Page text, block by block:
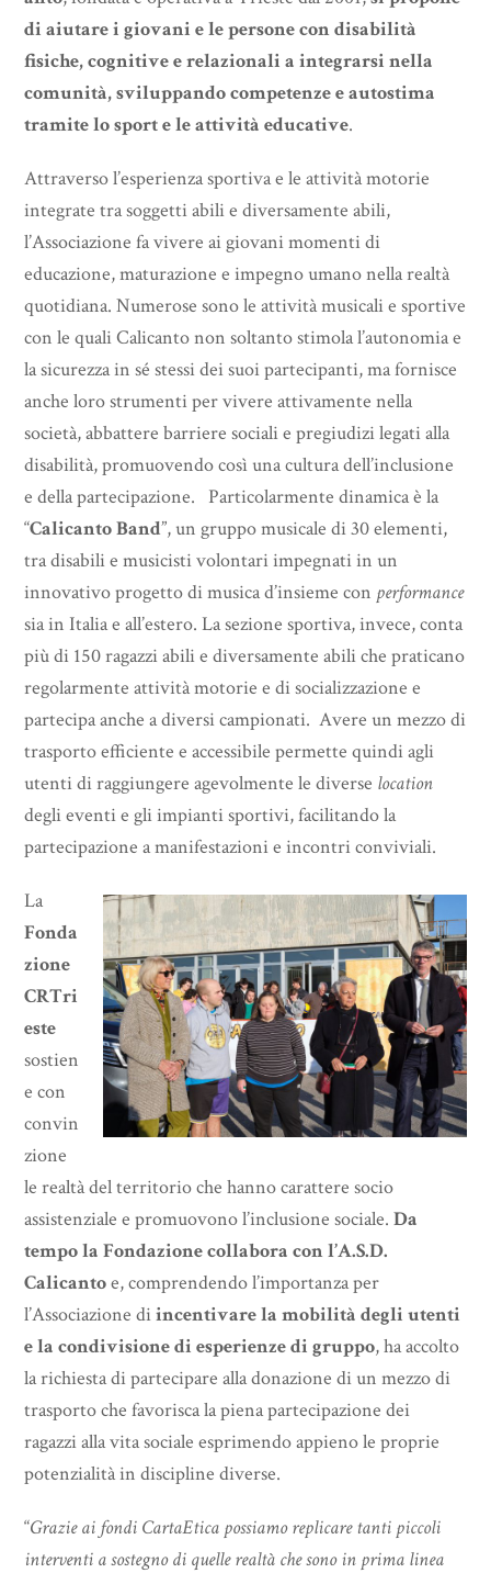
di aiutare i giovani e le persone con disabilità
fisiche, cognitive e relazionali a integrarsi nella
comunità, sviluppando competenze e autostima
tramite lo sport e le attività educative.
Attraverso l’esperienza sportiva e le attività motorie
integrate tra soggetti abili e diversamente abili,
l’Associazione fa vivere ai giovani momenti di
educazione, maturazione e impegno umano nella realtà
quotidiana. Numerose sono le attività musicali e sportive
con le quali Calicanto non soltanto stimola l’autonomia e
la sicurezza in sé stessi dei suoi partecipanti, ma fornisce
anche loro strumenti per vivere attivamente nella
società, abbattere barriere sociali e pregiudizi legati alla
disabilità, promuovendo così una cultura dell’inclusione
e della partecipazione. Particolarmente dinamica è la
“Calicanto Band”, un gruppo musicale di 30 elementi,
tra disabili e musicisti volontari impegnati in un
innovativo progetto di musica d’insieme con performance
sia in Italia e all’estero. La sezione sportiva, invece, conta
più di 150 ragazzi abili e diversamente abili che praticano
regolarmente attività motorie e di socializzazione e
partecipa anche a diversi campionati. Avere un mezzo di
trasporto efficiente e accessibile permette quindi agli
utenti di raggiungere agevolmente le diverse location
degli eventi e gli impianti sportivi, facilitando la
partecipazione a manifestazioni e incontri conviviali.
La
Fonda
zione
CRTri
este
sostien
e con
convin
zione
le realtà del territorio che hanno carattere socio
assistenziale e promuovono l’inclusione sociale.Da
tempo la Fondazione collabora con l’A.S.D.
Calicantoe, comprendendo l’importanza per
l’Associazione diincentivare la mobilità degli utenti
e la condivisione di esperienze di gruppo, ha accolto
la richiesta di partecipare alla donazione di un mezzo di
trasporto che favorisca la piena partecipazione dei
ragazzi alla vita sociale esprimendo appieno le proprie
potenzialità in discipline diverse.
“Grazie ai fondi CartaEtica possiamo replicare tanti piccoli
interventi a sostegno di quelle realtà che sono in prima linea